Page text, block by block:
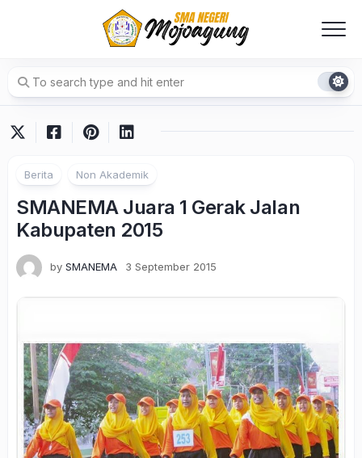
Berita Non Akademik
SMANEMA Juara 1 Gerak Jalan
Kabupaten 2015
by SMANEMA 3 September 2015